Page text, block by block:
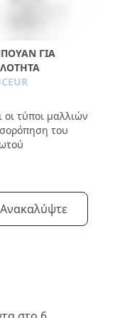
ΓΙΑ
οι τύποι μαλλιών
του
Ανακαλύψτε